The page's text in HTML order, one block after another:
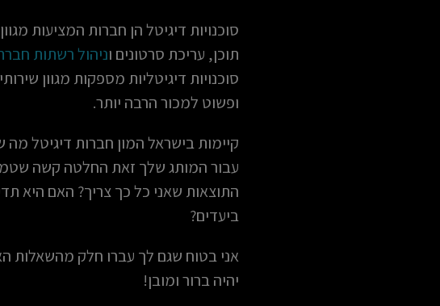
סוכנויות דיגיטל הן חברות המציעות
תוכן, עריכת סרטונים וניהול רשתות
סוכנויות דיגיטליות מספקות מגוון
ופשוט למכור הרבה יותר.
קיימות בישראל המון חברות דיגיטל
עבור המותג שלך זאת החלטה קשה
התוצאות שאני כל כך צריך? האם היא
ביעדים?
אני בטוח שגם לך עברו חלק מהשאלות
יהיה ברור ומובן!